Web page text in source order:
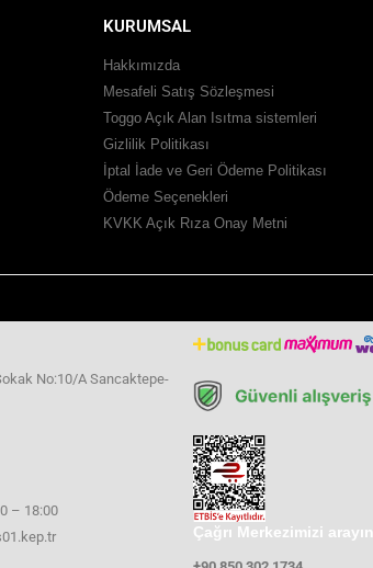
KURUMSAL
Hakkımızda
Mesafeli Satış Sözleşmesi
Toggo Açık Alan Isıtma sistemleri
Gizlilik Politikası
İptal İade ve Geri Ödeme Politikası
Ödeme Seçenekleri
KVKK Açık Rıza Onay Metni
No:10/A Sancaktepe-
– 18:00
Çağrı Merkezimizi arayın